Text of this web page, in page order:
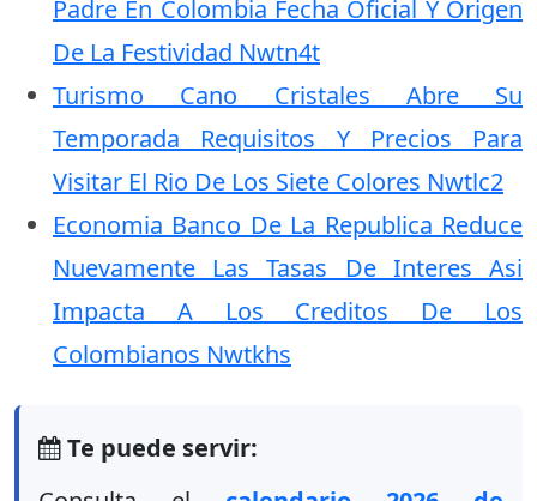
Padre En Colombia Fecha Oficial Y Origen
De La Festividad Nwtn4t
Turismo Cano Cristales Abre Su
Temporada Requisitos Y Precios Para
Visitar El Rio De Los Siete Colores Nwtlc2
Economia Banco De La Republica Reduce
Nuevamente Las Tasas De Interes Asi
Impacta A Los Creditos De Los
Colombianos Nwtkhs
Te puede servir: